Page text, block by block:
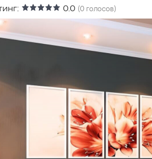
0.0 (0 голосов)